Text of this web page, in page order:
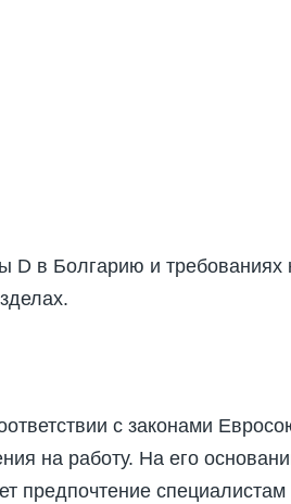
D в Болгарию и требованиях
с законами
на работу. На его
предпочтение